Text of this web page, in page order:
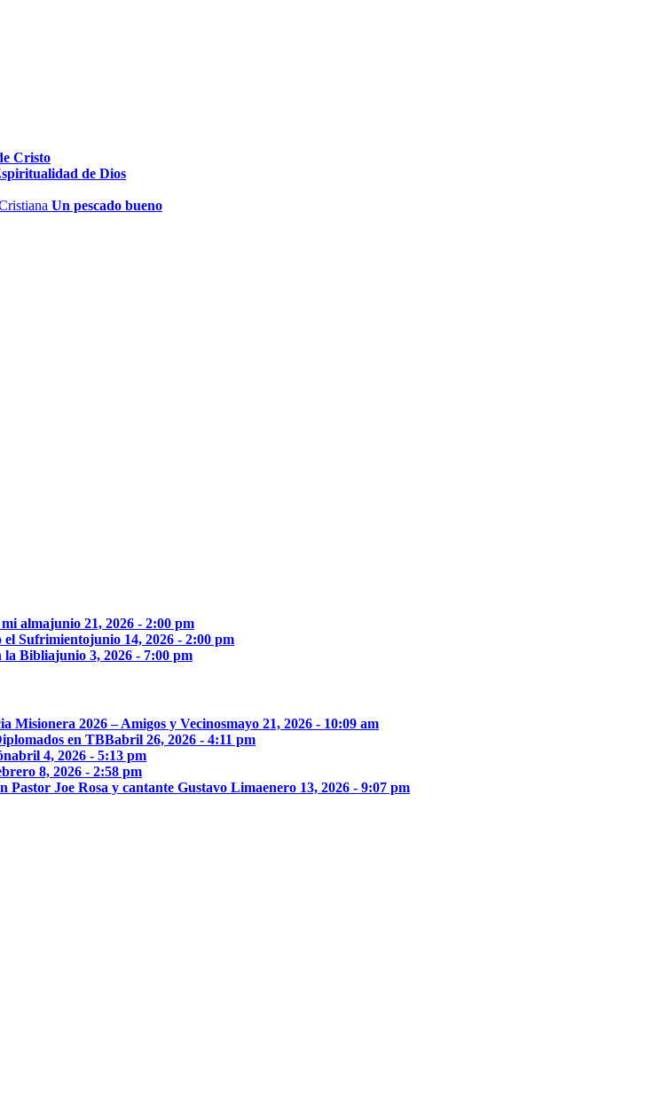
Cristo
de Dios
Un pescado bueno
almajunio 21, 2026 - 2:00 pm
el Sufrimientojunio 14, 2026 - 2:00 pm
la Bibliajunio 3, 2026 - 7:00 pm
Misionera 2026 – Amigos y Vecinosmayo 21, 2026 - 10:09 am
en TBBabril 26, 2026 - 4:11 pm
abril 4, 2026 - 5:13 pm
8, 2026 - 2:58 pm
Pastor Joe Rosa y cantante Gustavo Limaenero 13, 2026 - 9:07 pm